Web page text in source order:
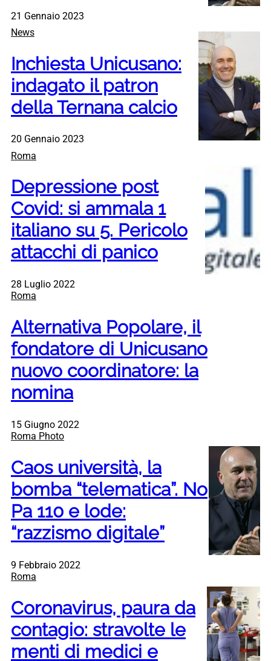
21 Gennaio 2023
News
Inchiesta Unicusano:
indagato il patron
della Ternana calcio
20 Gennaio 2023
Roma
Depressione post
Covid: si ammala 1
italiano su 5. Pericolo
attacchi di panico
28 Luglio 2022
Roma
Alternativa Popolare, il
fondatore di Unicusano
nuovo coordinatore: la
nomina
15 Giugno 2022
Roma Photo
Caos università, la
bomba “telematica”. No
Pa 110 e lode:
“razzismo digitale”
9 Febbraio 2022
Roma
Coronavirus, paura da
contagio: stravolte le
menti di medici e